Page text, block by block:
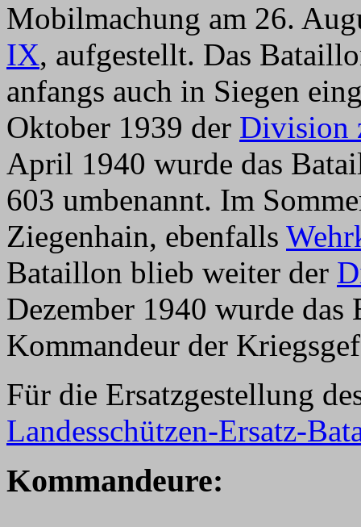
Mobilmachung am 26.
IX, aufgestellt. Das
anfangs auch in Siegen
Oktober 1939 der Division
April 1940 wurde das
603 umbenannt. Im
Ziegenhain, ebenfalls
Bataillon blieb weiter der
Dezember 1940 wurde
Kommandeur der
Für die Ersatzgestellung
Landesschützen-Ersatz-
Kommandeure: